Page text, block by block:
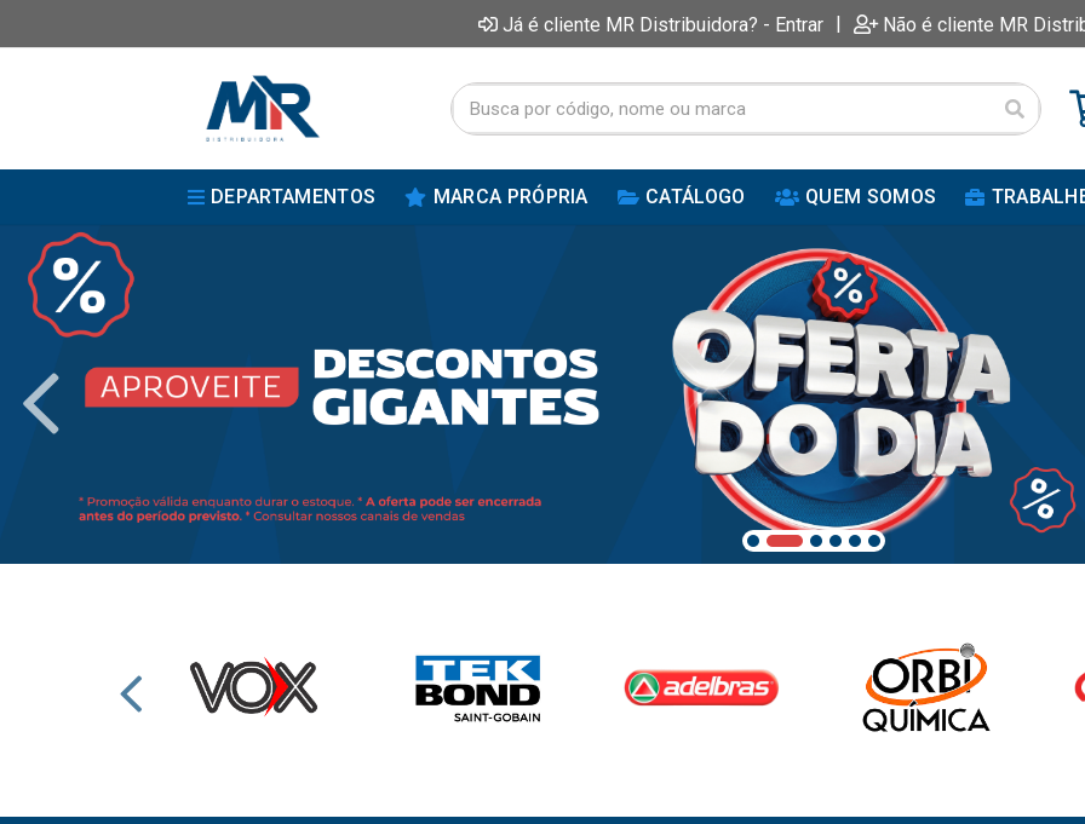
Já é cliente MR Distribuidora? - Entrar | Não é cliente MR
DEPARTAMENTOS MARCA PRÓPRIA CATÁLOGO QUEM SOMOS